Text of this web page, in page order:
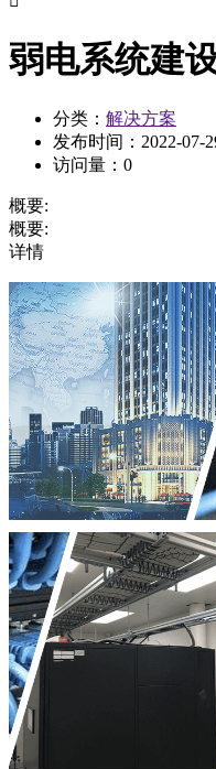
弱电系统建
分类： 解决方案
发布时间： 2022-07-
访问量： 0
概要:
概要:
详情